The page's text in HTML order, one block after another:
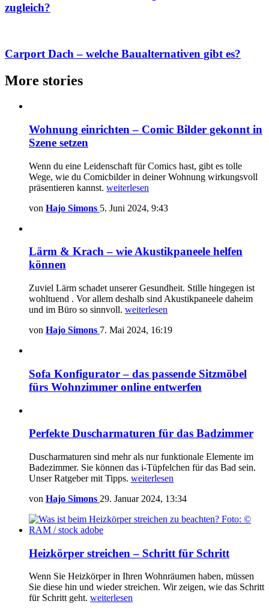
zugleich?
Carport Dach – welche Baualternativen gibt es?
More stories
Wohnung einrichten – Comic Bilder gekonnt in
Szene setzen
Wenn du eine Leidenschaft für Comics hast, gibt es tolle
Wege, wie du Comicbilder in deiner Wohnung wirkungsvoll
präsentieren kannst. weiterlesen
von Hajo Simons 5. Juni 2024, 9:43
Lärm & Krach – wie Akustikpaneele helfen
können
Zuviel Lärm schadet unserer Gesundheit. Stille hingegen ist
wohltuend . Vor allem deshalb sind Akustikpaneele daheim
und im Büro so sinnvoll. weiterlesen
von Hajo Simons 7. Mai 2024, 16:19
Sofa Konfigurator – das passende Sitzmöbel
fürs Wohnzimmer online entwerfen
Perfekte Duscharmaturen für das Badzimmer
Duscharmaturen sind mehr als nur funktionale Elemente im
Badezimmer. Sie können das i-Tüpfelchen für das Bad sein.
Unser Ratgeber mit Tipps. weiterlesen
von Hajo Simons 29. Januar 2024, 13:34
Heizkörper streichen – Schritt für Schritt
Wenn Sie Heizkörper in Ihren Wohnräumen haben, müssen
Sie diese hin und wieder streichen. Wir zeigen, wie das Schritt
für Schritt geht. weiterlesen